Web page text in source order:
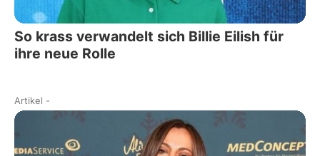
So krass verwandelt sich Billie Eilish für
ihre neue Rolle
Artikel -